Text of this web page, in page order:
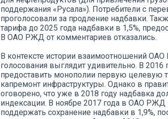
поддержания «Русала»). Потребители с
проголосовали за продление надбавки.
тарифа до 2025 года надбавки в 1,5%,
В ОАО РЖД от комментариев отказались.
В контексте истории взаимоотношений
голосования выглядит удивительно. В 2016
предоставить монополии первую целевую
капремонт инфраструктуры. Однако в
оговорено, что уже в 2018 году надбавка
индексации. В ноябре 2017 года в ОАО РЖД
поддержать сохранение надбавки в 1,9%,